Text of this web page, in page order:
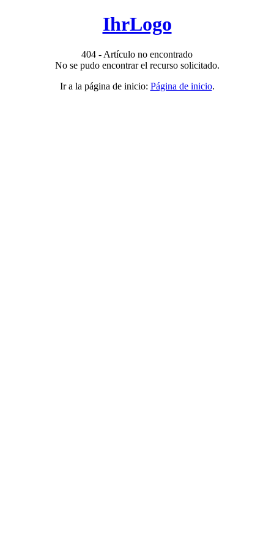
IhrLogo
404 - Artículo no encontrado
No se pudo encontrar el recurso solicitado.
Ir a la página de inicio: Página de inicio.